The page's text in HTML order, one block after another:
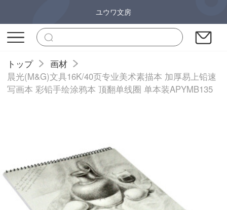
ユウワ文房
トップ
画材
晨光(M&G)文具16K/40页专业美术素描本 加厚易上铅速
写画本 彩铅手绘涂鸦本 顶翻单线圈 单本装APYMB135